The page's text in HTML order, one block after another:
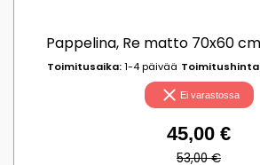
Pappelina, Re matto 70x60
Toimitusaika:1-4 päivää
Ei varastossa
45,00 €
53,00 €